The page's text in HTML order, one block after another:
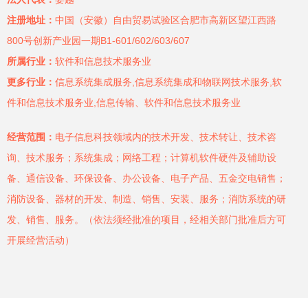
注册地址： 中国（安徽）自由贸易试验区合肥市高新区望江西路
800号创新产业园一期B1-601/602/603/607
所属行业： 软件和信息技术服务业
更多行业： 信息系统集成服务,信息系统集成和物联网技术服务,软
件和信息技术服务业,信息传输、软件和信息技术服务业
经营范围： 电子信息科技领域内的技术开发、技术转让、技术咨
询、技术服务；系统集成；网络工程；计算机软件硬件及辅助设
备、通信设备、环保设备、办公设备、电子产品、五金交电销售；
消防设备、器材的开发、制造、销售、安装、服务；消防系统的研
发、销售、服务。（依法须经批准的项目，经相关部门批准后方可
开展经营活动）